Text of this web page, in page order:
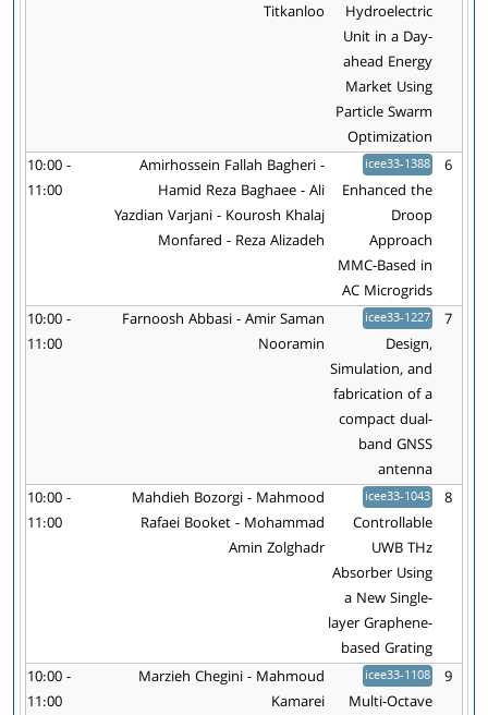
Hydroelectric
Unit in a Day-
ahead Energy
Market Using
Particle Swarm
Optimization
Titkanloo
6
icee33-1388
Enhanced the
Droop
Approach
MMC-Based in
AC Microgrids
Amirhossein Fallah Bagheri -
Hamid Reza Baghaee - Ali
Yazdian Varjani - Kourosh Khalaj
Monfared - Reza Alizadeh
10:00 -
11:00
7
icee33-1227
Design,
Simulation, and
fabrication of a
compact dual-
band GNSS
antenna
Farnoosh Abbasi - Amir Saman
Nooramin
10:00 -
11:00
8
icee33-1043
Controllable
UWB THz
Absorber Using
a New Single-
layer Graphene-
based Grating
Mahdieh Bozorgi - Mahmood
Rafaei Booket - Mohammad
Amin Zolghadr
10:00 -
11:00
9
icee33-1108
Multi-Octave
Marzieh Chegini - Mahmoud
Kamarei
10:00 -
11:00